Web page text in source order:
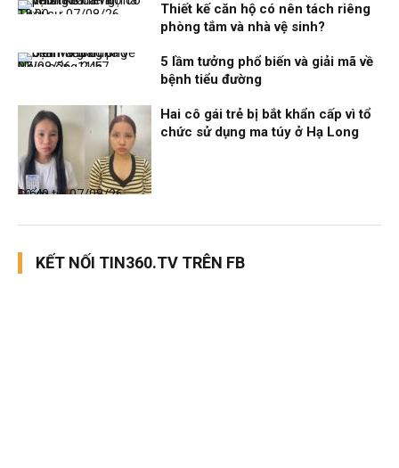
Thời sự
07/08/26, 12:00
Thiết kế căn hộ có nên tách riêng
phòng tắm và nhà vệ sinh?
Nhịp sống 24h
07/08/26, 11:57
5 lầm tưởng phổ biến và giải mã về
bệnh tiểu đường
Điểm tin
07/08/26, 10:40
Hai cô gái trẻ bị bắt khẩn cấp vì tổ
chức sử dụng ma túy ở Hạ Long
KẾT NỐI TIN360.TV TRÊN FB